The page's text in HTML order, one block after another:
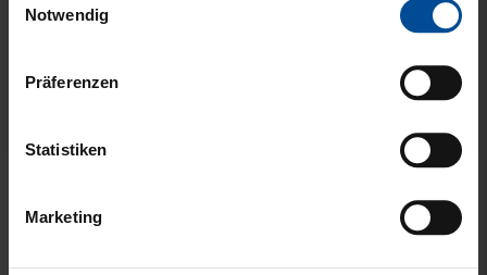
gesammelt haben.
Notwendig
Präferenzen
Statistiken
Marketing
KIDS